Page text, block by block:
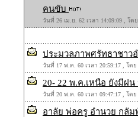
คนขับ
วันที่ 26 เม.ย. 62 เวลา 14:09:09 , โ
ประมวลภาพศรัทธาชาว
วันที่ 17 พ.ค. 60 เวลา 20:59:17 , โด
20- 22 พ.ค.เหนือ ยังมีฝ
วันที่ 20 พ.ค. 60 เวลา 09:47:17 , โด
อาลัย พ่อครู อำนวย กลัม